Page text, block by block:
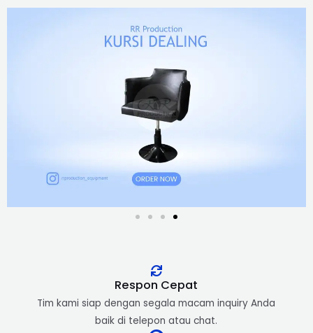
Respon Cepat​
Tim kami siap dengan segala macam inquiry Anda
baik di telepon atau chat.